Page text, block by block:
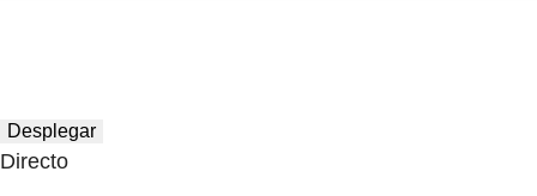
Desplegar
Directo